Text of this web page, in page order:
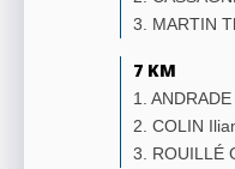
3. MARTIN
7 KM
1.
2. COLIN
3. ROUILLÉ